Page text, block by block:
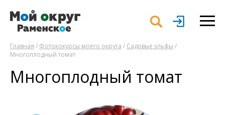
Главная / Фотококурсы моего округа / Садовые эльфы /
Многоплодный томат
Многоплодный томат